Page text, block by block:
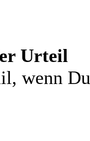
Urteil
wenn